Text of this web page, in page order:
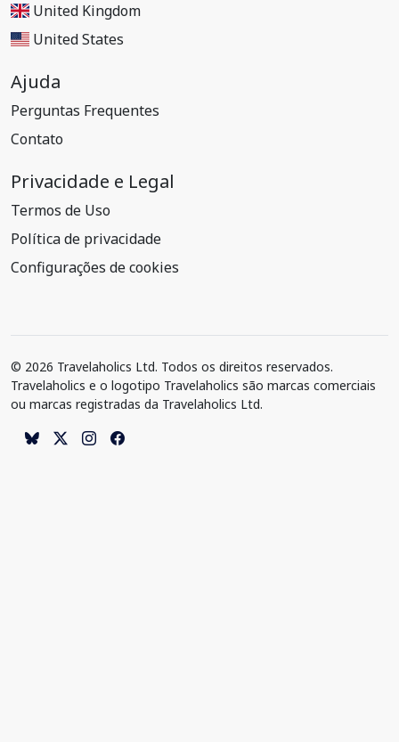
United Kingdom
United States
Ajuda
Perguntas Frequentes
Contato
Privacidade e Legal
Termos de Uso
Política de privacidade
Configurações de cookies
© 2026 Travelaholics Ltd. Todos os direitos reservados.
Travelaholics e o logotipo Travelaholics são marcas comerciais
ou marcas registradas da Travelaholics Ltd.